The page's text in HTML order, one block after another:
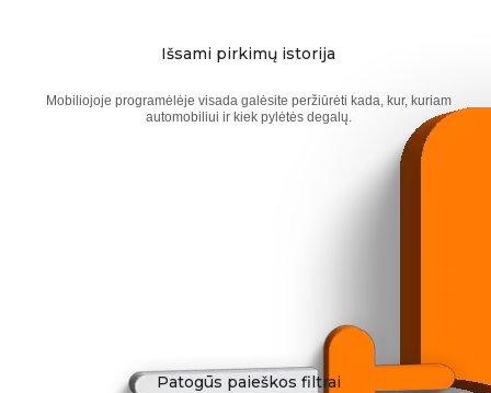
Išsami pirkimų istorija
Mobiliojoje programėlėje visada galėsite peržiūrėti kada, kur, kuriam
automobiliui ir kiek pylėtės degalų.
Patogūs paieškos filtrai